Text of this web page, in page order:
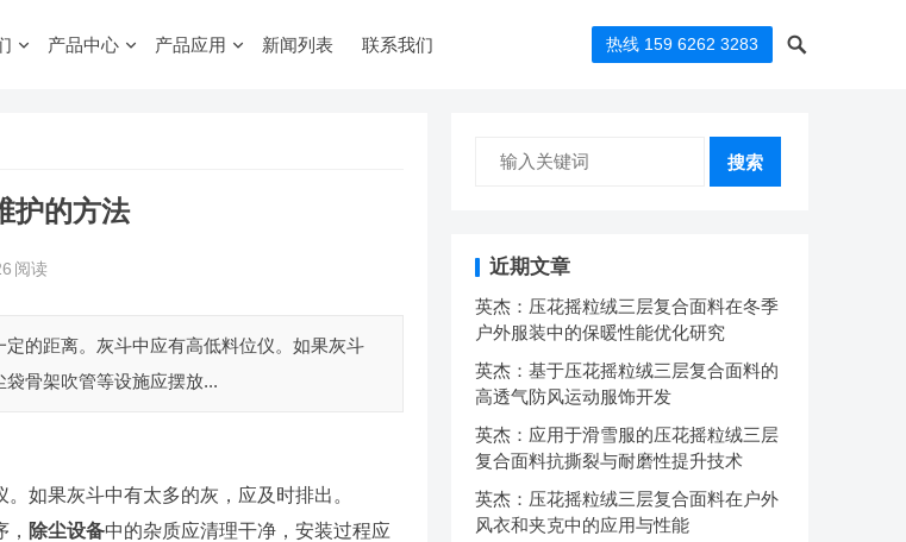
产品中心 产品应用 新闻列表 联系我们 热线 159 6262 3283
护的方法
阅读
的距离。灰斗中应有高低料位仪。如果灰斗
骨架吹管等设施应摆放...
如果灰斗中有太多的灰，应及时排出。
除尘设备中的杂质应清理干净，安装过程应
搜索
近期文章
英杰：压花摇粒绒三层复合面料在冬季
户外服装中的保暖性能优化研究
英杰：基于压花摇粒绒三层复合面料的
高透气防风运动服饰开发
英杰：应用于滑雪服的压花摇粒绒三层
复合面料抗撕裂与耐磨性提升技术
英杰：压花摇粒绒三层复合面料在户外
风衣和夹克中的应用与性能